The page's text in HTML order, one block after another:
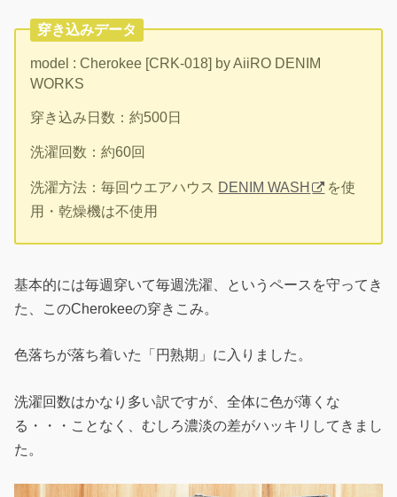
穿き込みデータ
model : Cherokee [CRK-018] by AiiRO DENIM
WORKS
穿き込み日数：約500日
洗濯回数：約60回
洗濯方法：毎回ウエアハウス DENIM WASH
を使
用・乾燥機は不使用
基本的には毎週穿いて毎週洗濯、というペースを守ってき
た、このCherokeeの穿きこみ。
色落ちが落ち着いた「円熟期」に入りました。
洗濯回数はかなり多い訳ですが、全体に色が薄くな
る・・・ことなく、むしろ濃淡の差がハッキリしてきまし
た。